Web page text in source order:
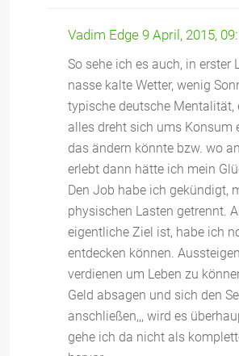
Vadim Edge 9 April, 2015,
So sehe ich es auch, in erster
nasse kalte Wetter, wenig
typische deutsche Mentalität,
alles dreht sich ums Konsum
das ändern könnte bzw. wo
erlebt dann hätte ich mein
Den Job habe ich gekündigt,
physischen Lasten getrennt.
eigentliche Ziel ist, habe ich
entdecken können.
verdienen um Leben zu
Geld absagen und sich den
anschließen,,, wird es
gehe ich da nicht als